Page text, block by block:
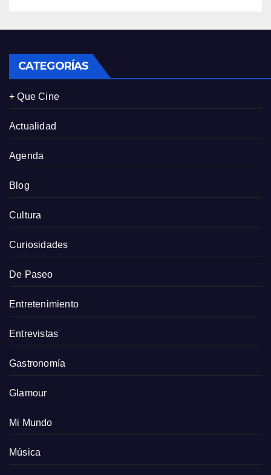
CATEGORÍAS
+ Que Cine
Actualidad
Agenda
Blog
Cultura
Curiosidades
De Paseo
Entretenimiento
Entrevistas
Gastronomía
Glamour
Mi Mundo
Música